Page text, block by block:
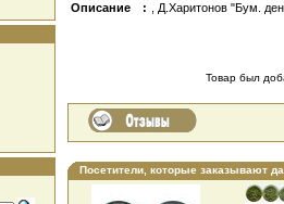
Описание
: , Д.Харитонов "Бум.
Товар был
Посетители, которые заказывают